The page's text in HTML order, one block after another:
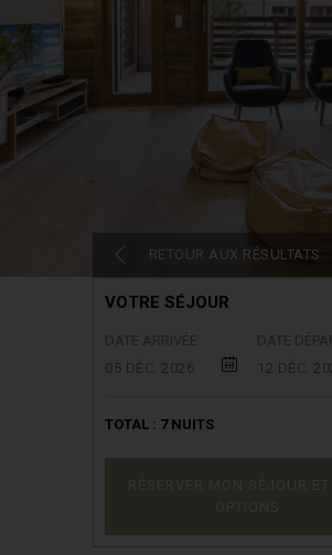
RETOUR AUX RÉSULTATS
VOTRE SÉJOUR
05 DÉC. 2026
12 DÉC.
TOTAL : 7NUITS